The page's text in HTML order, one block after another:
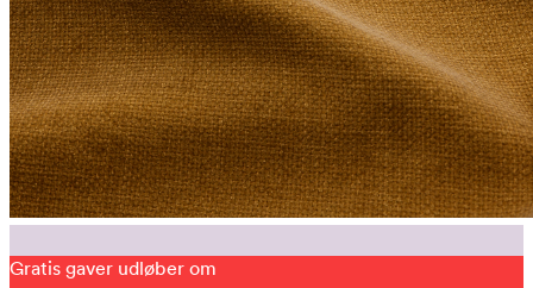
Gratis gaver udløber om